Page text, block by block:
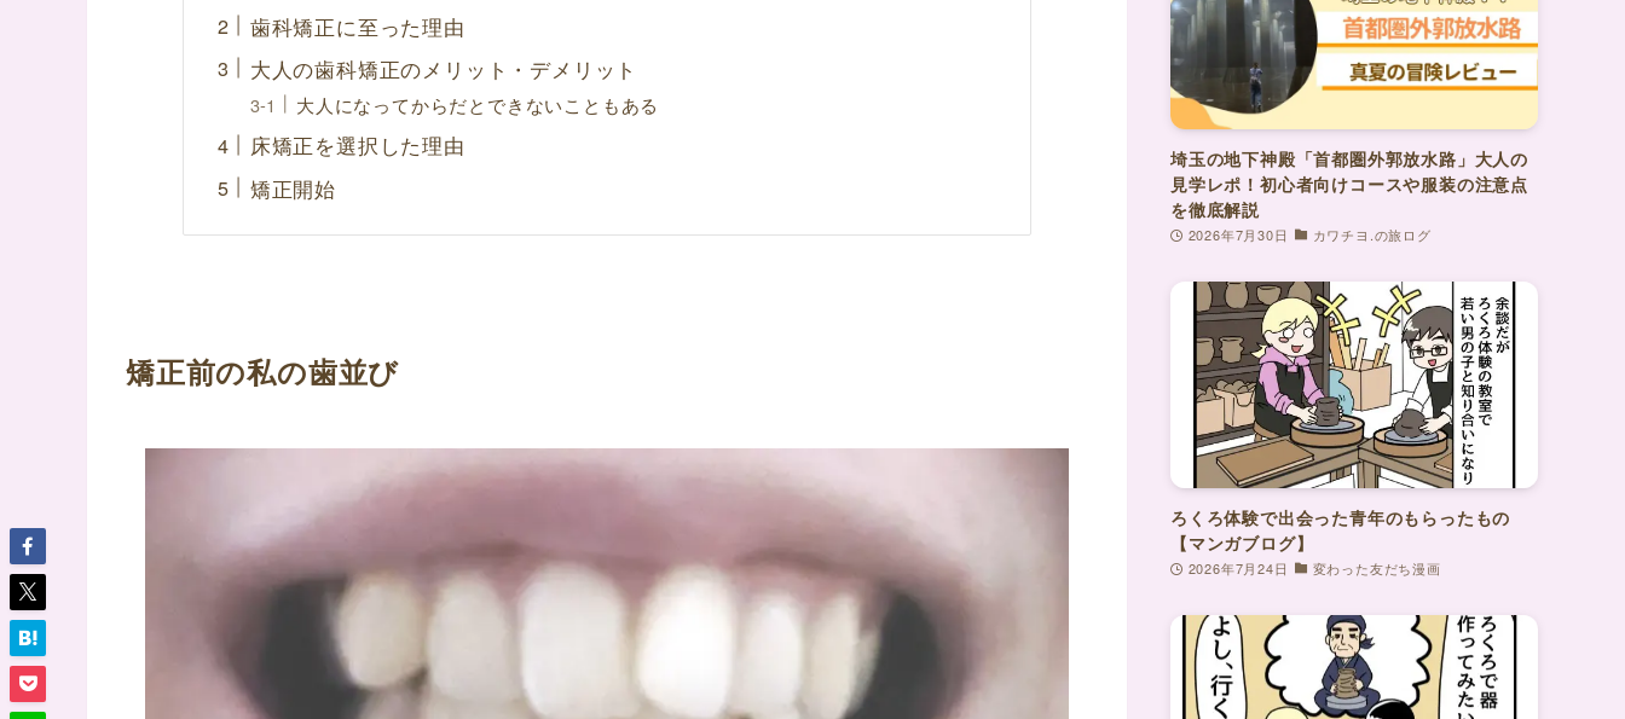
歯科矯正に至った理由
大人の歯科矯正のメリット・デメリット
大人になってからだとできないこともある
床矯正を選択した理由
矯正開始
矯正前の私の歯並び
埼玉の地下神殿「首都圏外郭放水路」大人の
見学レポ！初心者向けコースや服装の注意点
を徹底解説
2026年7月30日 カワチヨ.の旅ログ
ろくろ体験で出会った青年のもらったもの
【マンガブログ】
2026年7月24日 変わった友だち漫画